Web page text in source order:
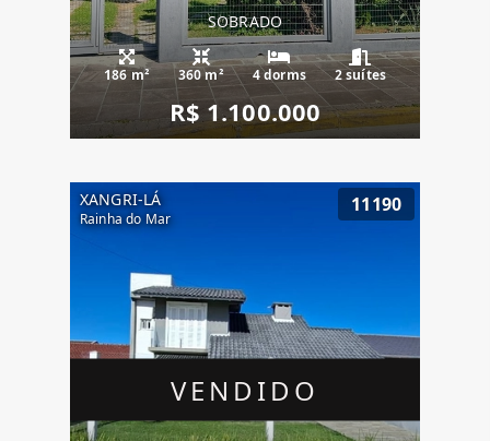
SOBRADO
186 m² 360 m² 4 dorms 2 suítes
R$ 1.100.000
VENDIDO
XANGRI-LÁ
Rainha do Mar
11190